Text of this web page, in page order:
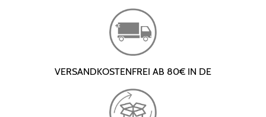
VERSANDKOSTENFREI AB 80€ IN DE